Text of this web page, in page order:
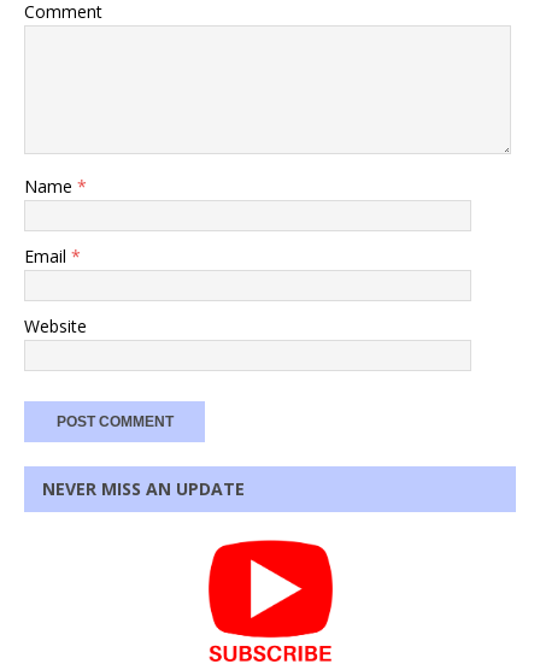
Comment
Name *
Email *
Website
NEVER MISS AN UPDATE